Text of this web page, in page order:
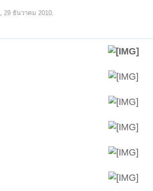
, 29 ธันวาคม 2010.